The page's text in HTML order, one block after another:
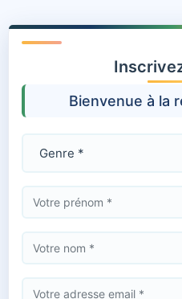
Bienvenue à la